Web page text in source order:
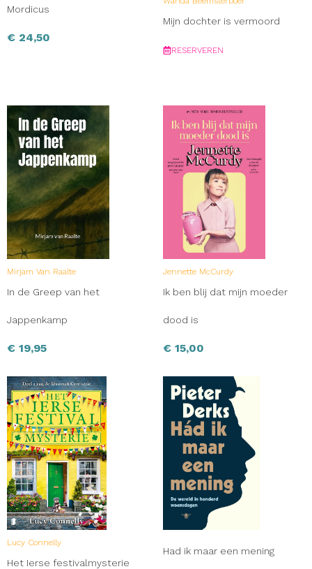
Mordicus
€ 24,50
Mijn dochter is vermoord
RESERVEREN
Mirjam Van Raalte
In de Greep van het
Jappenkamp
€ 19,95
Jennette McCurdy
Ik ben blij dat mijn moeder
dood is
€ 15,00
Lucy Connelly
Het Ierse festivalmysterie
Had ik maar een mening